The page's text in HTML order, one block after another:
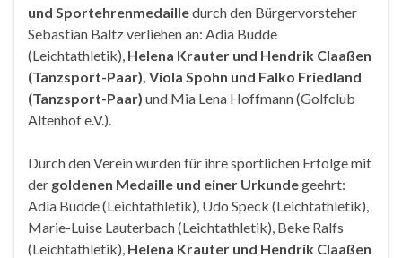
und Sport­ehrenmedailledurch den Bürger­vorsteher
Sebastian Baltz verlie­hen an: Adia Budde
(Leichtathletik), Helena Krauter und Hendrik Claaßen
(Tanzsport-Paar), Viola Spohn und Falko Friedland
(Tanzsport-Paar) und Mia Lena Hoffmann (Golfclub
Alten­hof e.V.).
Durch den Verein wurden für ihre sportlichen Erfolge mit
der golde­nen Medaille und einer Urkundegeehrt:
Adia Budde (Leichtathletik), Udo Speck (Leichtathletik),
Marie-Luise Lauterbach (Leichtathletik), Beke Ralfs
(Leichtathletik), Helena Krau­ter und Hendrik Claaßen